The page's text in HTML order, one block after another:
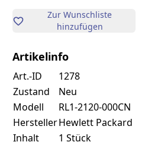
Zur Wunschliste
hinzufügen
Artikelinfo
Art.-ID
1278
Zustand
Neu
Modell
RL1-2120-000CN
HerstellerHewlett Packard
Inhalt
1 Stück